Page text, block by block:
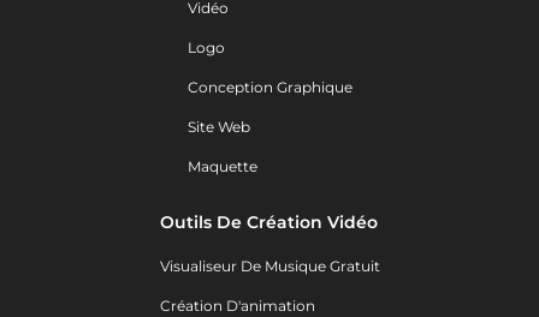
Vidéo
Logo
Conception Graphique
Site Web
Maquette
Outils De Création Vidéo
Visualiseur De Musique Gratuit
Création D'animation